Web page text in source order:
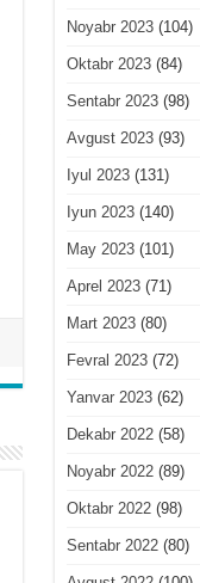
Noyabr 2023(104)
Oktabr 2023(84)
Sentabr 2023(98)
Avgust 2023(93)
Iyul 2023(131)
Iyun 2023(140)
May 2023(101)
Aprel 2023(71)
Mart 2023(80)
Fevral 2023(72)
Yanvar 2023(62)
Dekabr 2022(58)
Noyabr 2022(89)
Oktabr 2022(98)
Sentabr 2022(80)